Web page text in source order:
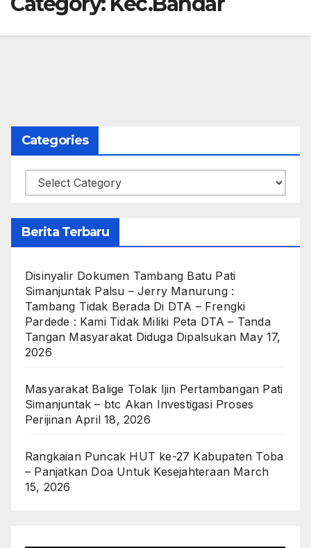
Categories
Categories
Berita Terbaru
Disinyalir Dokumen Tambang Batu Pati
Simanjuntak Palsu – Jerry Manurung :
Tambang Tidak Berada Di DTA – Frengki
Pardede : Kami Tidak Miliki Peta DTA – Tanda
Tangan Masyarakat Diduga Dipalsukan May 17,
2026
Masyarakat Balige Tolak Ijin Pertambangan Pati
Simanjuntak – btc Akan Investigasi Proses
Perijinan April 18, 2026
Rangkaian Puncak HUT ke-27 Kabupaten Toba
– Panjatkan Doa Untuk Kesejahteraan March
15, 2026